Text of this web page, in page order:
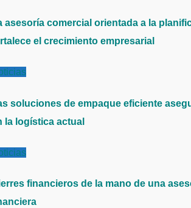
asesoría comercial orientada a la
el crecimiento empresarial
soluciones de empaque eficiente
la logística actual
financieros de la mano de una